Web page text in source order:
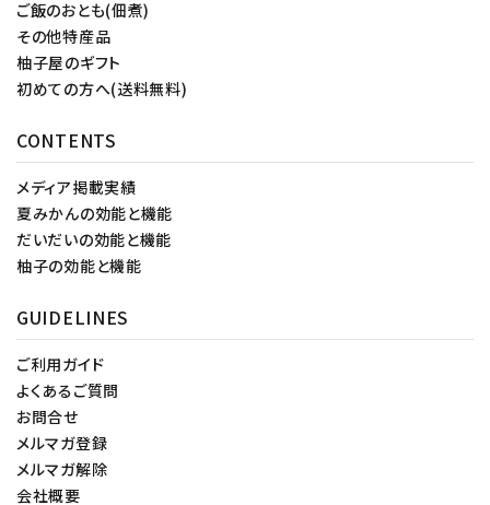
ご飯のおとも(佃煮)
その他特産品
柚子屋のギフト
初めての方へ(送料無料)
CONTENTS
メディア掲載実績
夏みかんの効能と機能
だいだいの効能と機能
柚子の効能と機能
GUIDELINES
ご利用ガイド
よくあるご質問
お問合せ
メルマガ登録
メルマガ解除
会社概要